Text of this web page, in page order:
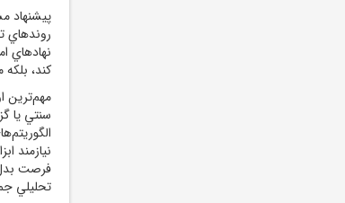
پيشنهاد
روندهاي
نهادهاي
کند،
مهم‌ترين
سنتي يا
نيازمند
فرصت
تحليلي